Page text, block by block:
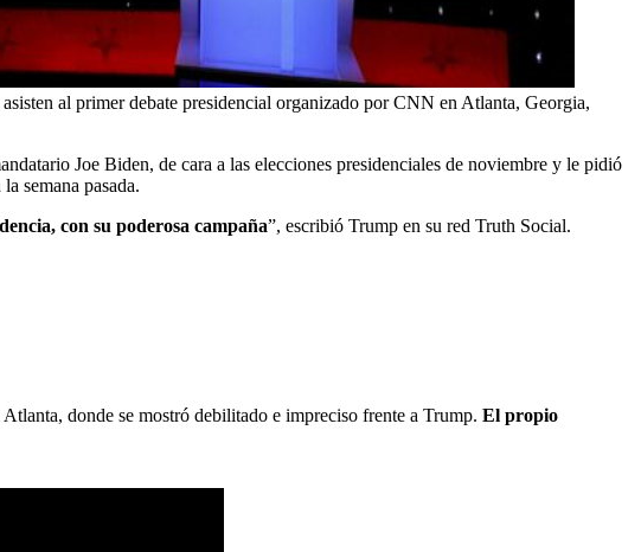
al primer debate presidencial organizado por CNN en Atlanta, Georgia,
Joe Biden, de cara a las elecciones presidenciales de noviembre y le pidió
semana pasada.
con su poderosa campaña”, escribió Trump en su red Truth Social.
donde se mostró debilitado e impreciso frente a Trump. El propio